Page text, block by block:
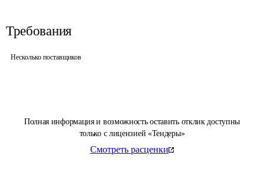
Полная информация и возможность оставить отклик доступны
только с лицензией «Тендеры»
Смотреть расценки
Требования
Несколько поставщиков